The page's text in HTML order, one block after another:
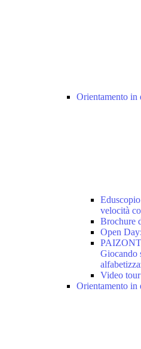
Orientamento in
velocità
Brochure
Open
Giocando
Video
Orientamento in